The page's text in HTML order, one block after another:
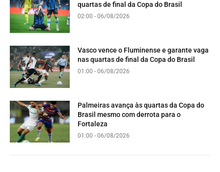
quartas de final da Copa do Brasil
02:00 - 06/08/2026
Vasco vence o Fluminense e garante vaga
nas quartas de final da Copa do Brasil
01:00 - 06/08/2026
Palmeiras avança às quartas da Copa do
Brasil mesmo com derrota para o
Fortaleza
01:00 - 06/08/2026